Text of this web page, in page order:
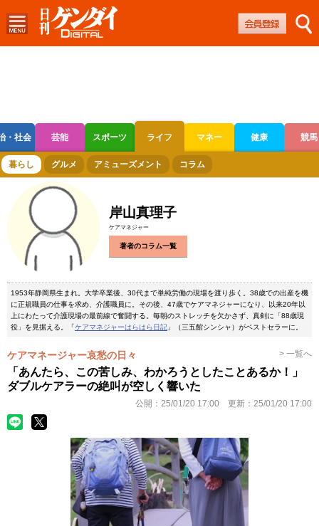
・社会 芸能 スポーツ ライフ マネー 健康 競馬
ボートレース 競輪 オートレース
暮らし グルメ アミューズメント コラム
岸山真理子
ケアマネジャー
著者のコラム一覧
1953年静岡県生まれ。大学卒業後、30代まで単純労働の現場を渡り歩く。38歳での出産を機
に正規職員の仕事を求め、介護職員に。その後、47歳でケアマネジャーになり、以来20年以
上にわたって介護現場の最前線で奮闘する。毎朝のストレッチを欠かさず、真剣に「88歳現
役」を見据える。「ケアマネジャーはらはら日記 」（三五館シンシャ）がベストセラーに。
ケアマネージャー哀愁の日々 > 一覧へ
「あんたら、この苦しみ、わかろうとしたことあるか！」
ダブルケアラーの絶叫が空しく響いた
公開： 25/01/20 17:00 更新： 25/01/20 17:00